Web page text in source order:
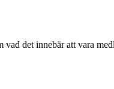
vad det innebär att vara